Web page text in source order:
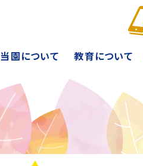
当園について 教育について